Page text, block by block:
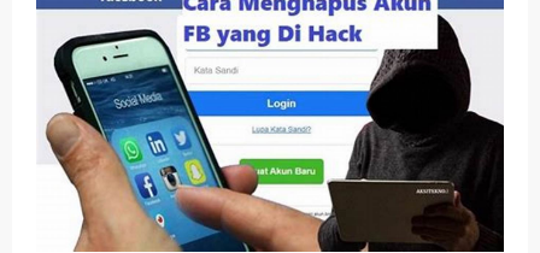
Bitcoin Miner Android: Apa Itu Dan Bagaimana Cara Menggunakannya
Pp Wa Couple Pasangan: Cara Terbaik Untuk Menjaga Hubungan
Cara Mengecek Windows Ori
Simpan Profil Ig Dengan Mudah
Aplikasi Togel Android: Solusi Praktis Untuk Pecinta Togel